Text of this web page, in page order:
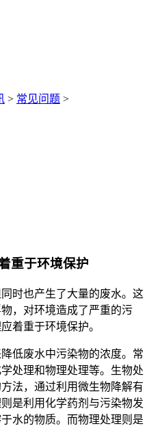
> 常见问题 >
重于环境保护
时也产生了大量的废水。这
，对环境造成了严重的污
着重于环境保护。
低废水中污染物的浓度。常
处理和物理处理等。生物处
法，通过利用微生物降解有
是利用化学药剂与污染物发
水的物质。而物理处理则是